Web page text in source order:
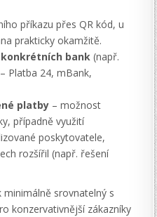
příkazu přes QR kód, u
prakticky okamžitě.
bank (např.
Platba 24, mBank,
platby – možnost
případně využití
poskytovatele,
rozšířil (např. řešení
srovnatelný s
konzervativnější zákazníky